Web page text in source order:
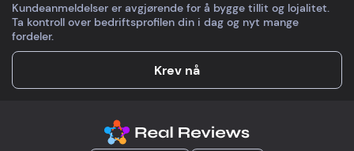
seg ut var utvalget
nisjemerker på ett
Betalte retur er et
beholdt alt.
Kundeanmeldelser er avgjørende for å bygge tillit og lojalitet.
Ta kontroll over bedriftsprofilen din i dag og nyt mange
fordeler.
Krev nå